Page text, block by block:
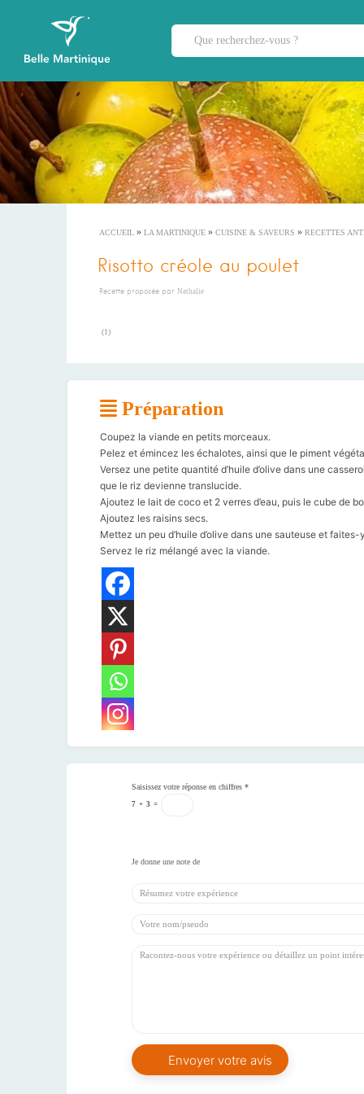
ACCUEIL » LA MARTINIQUE » CUISINE & SAVEURS » RECETTES
Risotto créole au poulet
Recette proposée par Nathalie
(1)
Préparation
Coupez la viande en petits morceaux.
Pelez et émincez les échalotes, ainsi que le piment
Versez une petite quantité d’huile d’olive dans une
que le riz devienne translucide.
Ajoutez le lait de coco et 2 verres d’eau, puis le cube de
Ajoutez les raisins secs.
Mettez un peu d’huile d’olive dans une sauteuse et
Servez le riz mélangé avec la viande.
Saisissez votre réponse en chiffres *
7 + 3 =